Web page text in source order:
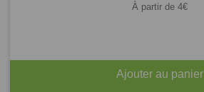
À partir de 4€
Ajouter au panier